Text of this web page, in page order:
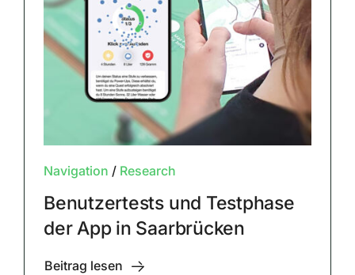
Navigation / Research
Benutzertests und Testphase
der App in Saarbrücken
Beitrag lesen